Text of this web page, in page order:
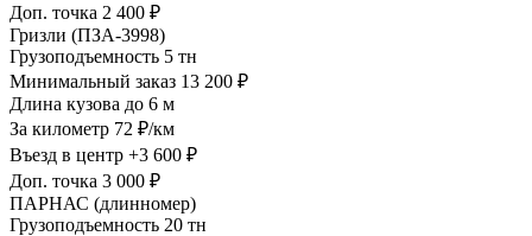
Доп. точка 2 400 ₽
Гризли (ПЗА-3998)
Грузоподъемность 5 тн
Минимальный заказ 13 200 ₽
Длина кузова до 6 м
За километр 72 ₽/км
Въезд в центр +3 600 ₽
Доп. точка 3 000 ₽
ПАРНАС (длинномер)
Грузоподъемность 20 тн